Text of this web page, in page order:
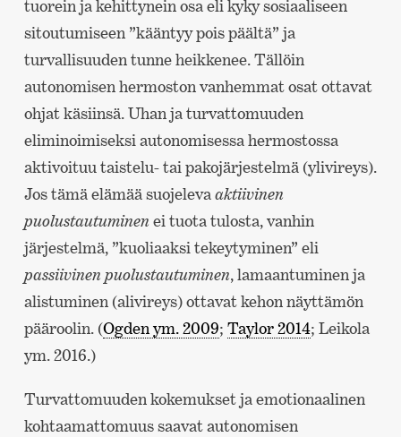
tuorein ja kehittynein osa eli kyky sosiaaliseen
sitoutumiseen ”kääntyy pois päältä” ja
turvallisuuden tunne heikkenee. Tällöin
autonomisen hermoston vanhemmat osat ottavat
ohjat käsiinsä. Uhan ja turvattomuuden
eliminoimiseksi autonomisessa hermostossa
aktivoituu taistelu- tai pakojärjestelmä (ylivireys).
Jos tämä elämää suojeleva aktiivinen
puolustautuminen ei tuota tulosta, vanhin
järjestelmä, ”kuoliaaksi tekeytyminen” eli
passiivinen puolustautuminen, lamaantuminen ja
alistuminen (alivireys) ottavat kehon näyttämön
pääroolin. (Ogden ym. 2009; Taylor 2014; Leikola
ym. 2016.)
Turvattomuuden kokemukset ja emotionaalinen
kohtaamattomuus saavat autonomisen